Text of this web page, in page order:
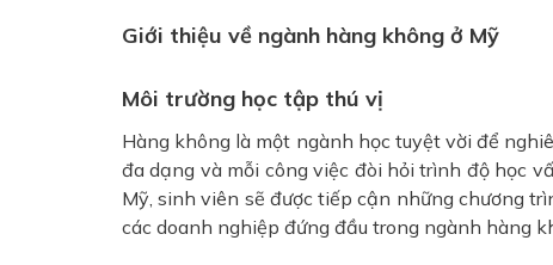
Giới thiệu về ngành hàng không ở Mỹ
Môi trường học tập thú vị
Hàng không là một ngành học tuyệt vời để
đa dạng và mỗi công việc đòi hỏi trình độ học
Mỹ, sinh viên sẽ được tiếp cận những chương
các doanh nghiệp đứng đầu trong ngành hàng